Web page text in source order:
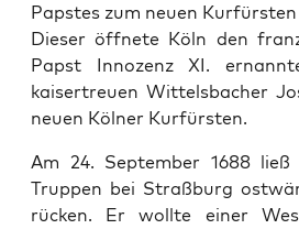
Pap­stes zum neuen
Dieser öffnete Köln den
Papst Innozenz XI.
kaiser­treuen Wit­tels­bach­er
neuen Köl­ner Kur­fürsten.
Am 24. Sep­tem­ber 1688 ließ
Trup­pen bei Straßburg
rück­en. Er wollte ein­er